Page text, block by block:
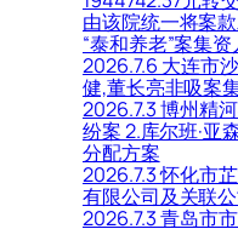
由该院统一将案
“泰和养老”案集资
2026.7.6 大连市
健,董长亮非吸案
2026.7.3 博州精
纷案 2.库尔班·亚
分配方案
2026.7.3 怀化市
有限公司及关联
2026.7.3 青岛市